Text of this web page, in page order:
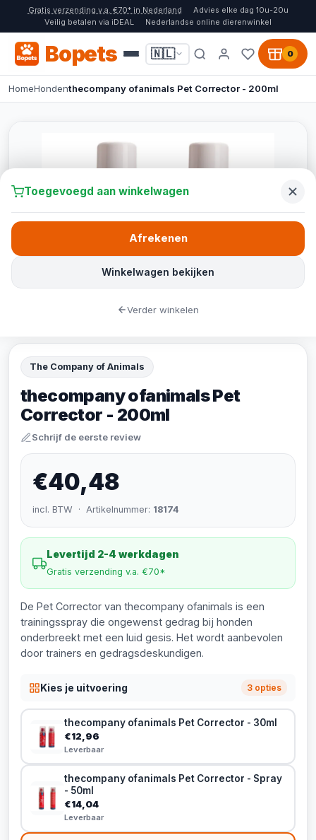
Gratis verzending v.a. €70* in Nederland
Advies elke dag 10u-20u
Veilig betalen via iDEAL
Nederlandse online dierenwinkel
Bopets 🇳🇱 0
HomeHondenthecompany ofanimals Pet Corrector - 200ml
The Company of Animals
thecompany ofanimals Pet
Corrector - 200ml
Schrijf de eerste review
€40,48
incl. BTW · Artikelnummer: 18174
Levertijd 2-4 werkdagen
Gratis verzending v.a. €70*
De Pet Corrector van thecompany ofanimals is een
trainingsspray die ongewenst gedrag bij honden
onderbreekt met een luid gesis. Het wordt aanbevolen
door trainers en gedragsdeskundigen.
Kies je uitvoering 3 opties
thecompany ofanimals Pet Corrector - 30ml
€12,96
Leverbaar
thecompany ofanimals Pet Corrector - Spray
- 50ml
€14,04
Leverbaar
Toegevoegd aan winkelwagen
Winkelwagen bekijken
Afrekenen
Verder winkelen